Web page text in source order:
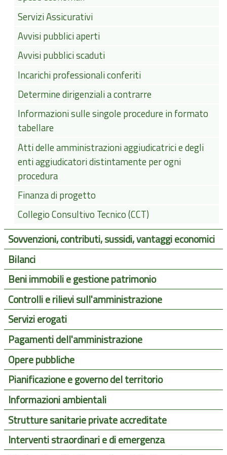
Servizi Assicurativi
Avvisi pubblici aperti
Avvisi pubblici scaduti
Incarichi professionali conferiti
Determine dirigenziali a contrarre
Informazioni sulle singole procedure in formato
tabellare
Atti delle amministrazioni aggiudicatrici e degli
enti aggiudicatori distintamente per ogni
procedura
Finanza di progetto
Collegio Consultivo Tecnico (CCT)
Sovvenzioni, contributi, sussidi, vantaggi economici
Bilanci
Beni immobili e gestione patrimonio
Controlli e rilievi sull'amministrazione
Servizi erogati
Pagamenti dell'amministrazione
Opere pubbliche
Pianificazione e governo del territorio
Informazioni ambientali
Strutture sanitarie private accreditate
Interventi straordinari e di emergenza